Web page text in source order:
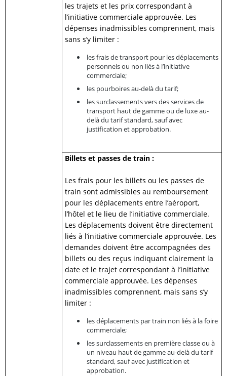
les trajets et les prix correspondant à
l’initiative commerciale approuvée. Les
dépenses inadmissibles comprennent, mais
sans s’y limiter :
les frais de transport pour les déplacements
personnels ou non liés à l’initiative
commerciale;
les pourboires au-delà du tarif;
les surclassements vers des services de
transport haut de gamme ou de luxe au-
delà du tarif standard, sauf avec
justification et approbation.
Billets et passes de train :
Les frais pour les billets ou les passes de
train sont admissibles au remboursement
pour les déplacements entre l’aéroport,
l’hôtel et le lieu de l’initiative commerciale.
Les déplacements doivent être directement
liés à l’initiative commerciale approuvée. Les
demandes doivent être accompagnées des
billets ou des reçus indiquant clairement la
date et le trajet correspondant à l’initiative
commerciale approuvée. Les dépenses
inadmissibles comprennent, mais sans s’y
limiter :
les déplacements par train non liés à la foire
commerciale;
les surclassements en première classe ou à
un niveau haut de gamme au-delà du tarif
standard, sauf avec justification et
approbation.